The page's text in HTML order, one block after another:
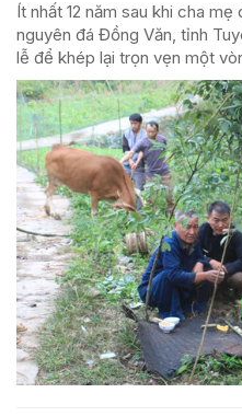
Ít nhất 12 năm sau khi cha
nguyên đá Đồng Văn, tỉnh
lễ để khép lại trọn vẹn một